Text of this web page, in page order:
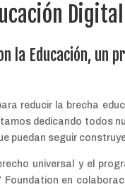
Digital
la Educación, un
reducir la brecha
dedicando todos
puedan seguir
universal y el
Foundation en